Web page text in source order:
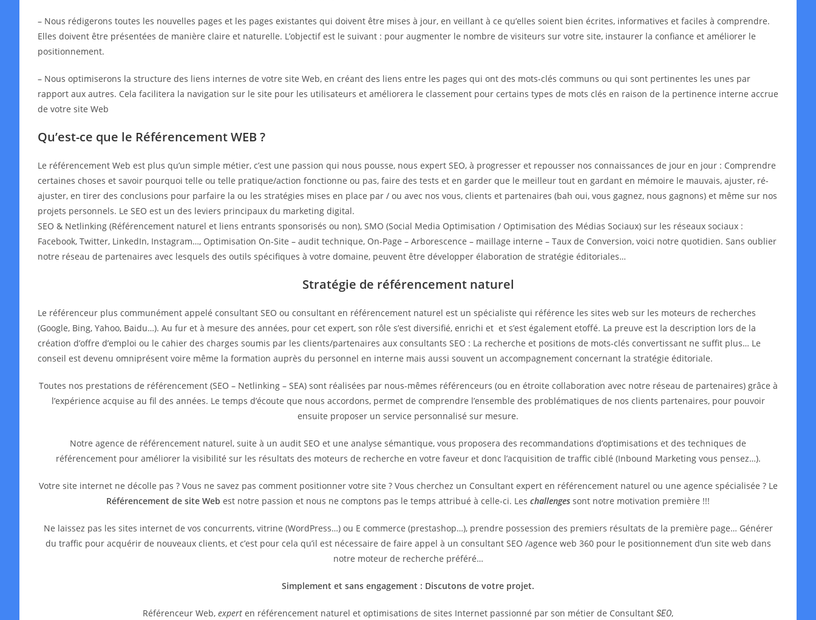
– Nous rédigerons toutes les nouvelles pages et les pages existantes qui doivent être mises à jour, en veillant à ce qu’elles soient bien écrites, informatives et faciles à comprendre.
Elles doivent être présentées de manière claire et naturelle. L’objectif est le suivant : pour augmenter le nombre de visiteurs sur votre site, instaurer la confiance et améliorer le
positionnement.
– Nous optimiserons la structure des liens internes de votre site Web, en créant des liens entre les pages qui ont des mots-clés communs ou qui sont pertinentes les unes par
rapport aux autres. Cela facilitera la navigation sur le site pour les utilisateurs et améliorera le classement pour certains types de mots clés en raison de la pertinence interne accrue
de votre site Web
Qu’est-ce que le Référencement WEB ?
Le référencement Web est plus qu’un simple métier, c’est une passion qui nous pousse, nous expert SEO, à progresser et repousser nos connaissances de jour en jour : Comprendre
certaines choses et savoir pourquoi telle ou telle pratique/action fonctionne ou pas, faire des tests et en garder que le meilleur tout en gardant en mémoire le mauvais, ajuster, ré-
ajuster, en tirer des conclusions pour parfaire la ou les stratégies mises en place par / ou avec nos vous, clients et partenaires (bah oui, vous gagnez, nous gagnons) et même sur nos
projets personnels. Le SEO est un des leviers principaux du marketing digital.
SEO & Netlinking (Référencement naturel et liens entrants sponsorisés ou non), SMO (Social Media Optimisation / Optimisation des Médias Sociaux) sur les réseaux sociaux :
Facebook, Twitter, LinkedIn, Instagram…, Optimisation On-Site – audit technique, On-Page – Arborescence – maillage interne – Taux de Conversion, voici notre quotidien. Sans oublier
notre réseau de partenaires avec lesquels des outils spécifiques à votre domaine, peuvent être développer élaboration de stratégie éditoriales…
Stratégie de référencement naturel
Le référenceur plus communément appelé consultant SEO ou consultant en référencement naturel est un spécialiste qui référence les sites web sur les moteurs de recherches
(Google, Bing, Yahoo, Baidu…). Au fur et à mesure des années, pour cet expert, son rôle s’est diversifié, enrichi et et s’est également etoffé. La preuve est la description lors de la
création d’offre d’emploi ou le cahier des charges soumis par les clients/partenaires aux consultants SEO : La recherche et positions de mots-clés convertissant ne suffit plus… Le
conseil est devenu omniprésent voire même la formation auprès du personnel en interne mais aussi souvent un accompagnement concernant la stratégie éditoriale.
Toutes nos prestations de référencement (SEO – Netlinking – SEA) sont réalisées par nous-mêmes référenceurs (ou en étroite collaboration avec notre réseau de partenaires) grâce à
l’expérience acquise au fil des années. Le temps d’écoute que nous accordons, permet de comprendre l’ensemble des problématiques de nos clients partenaires, pour pouvoir
ensuite proposer un service personnalisé sur mesure.
Notre agence de référencement naturel, suite à un audit SEO et une analyse sémantique, vous proposera des recommandations d’optimisations et des techniques de
référencement pour améliorer la visibilité sur les résultats des moteurs de recherche en votre faveur et donc l’acquisition de traffic ciblé (Inbound Marketing vous pensez…).
Votre site internet ne décolle pas ? Vous ne savez pas comment positionner votre site ? Vous cherchez un Consultant expert en référencement naturel ou une agence spécialisée ? Le
Référencement de site Web est notre passion et nous ne comptons pas le temps attribué à celle-ci. Les challenges sont notre motivation première !!!
Ne laissez pas les sites internet de vos concurrents, vitrine (WordPress…) ou E commerce (prestashop…), prendre possession des premiers résultats de la première page… Générer
du traffic pour acquérir de nouveaux clients, et c’est pour cela qu’il est nécessaire de faire appel à un consultant SEO /agence web 360 pour le positionnement d’un site web dans
notre moteur de recherche préféré…
Simplement et sans engagement : Discutons de votre projet.
Référenceur Web, expert en référencement naturel et optimisations de sites Internet passionné par son métier de Consultant SEO,